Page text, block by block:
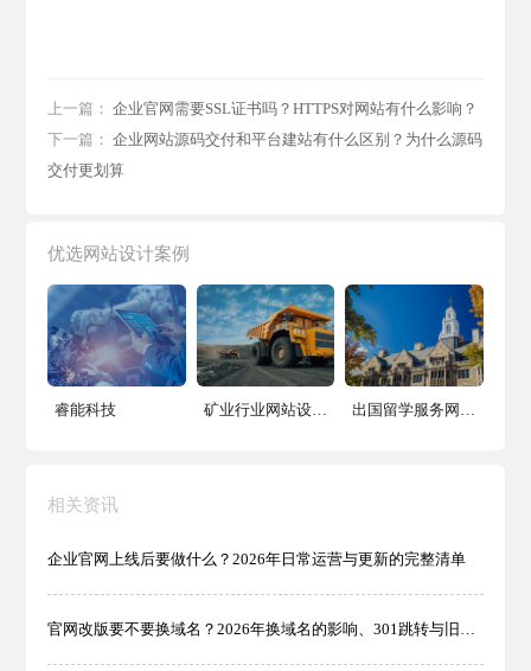
上一篇：企业官网需要SSL证书吗？HTTPS对网站有什么影响？
下一篇：企业网站源码交付和平台建站有什么区别？为什么源码
交付更划算
优选网站设计案例
睿能科技 矿业行业网站设计案例 出国留学服务网站建设案例
相关资讯
企业官网上线后要做什么？2026年日常运营与更新的完整清单
官网改版要不要换域名？2026年换域名的影响、301跳转与旧域名处理指南